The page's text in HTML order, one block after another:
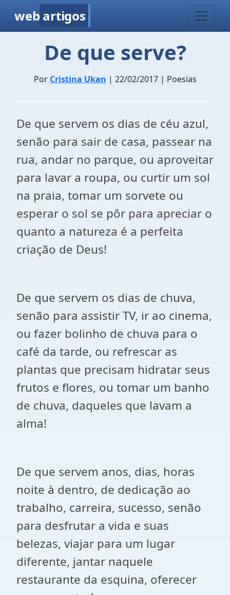
web artigos
De que serve?
Por Cristina Ukan | 22/02/2017 | Poesias
De que servem os dias de céu azul,
senão para sair de casa, passear na
rua, andar no parque, ou aproveitar
para lavar a roupa, ou curtir um sol
na praia, tomar um sorvete ou
esperar o sol se pôr para apreciar o
quanto a natureza é a perfeita
criação de Deus!
De que servem os dias de chuva,
senão para assistir TV, ir ao cinema,
ou fazer bolinho de chuva para o
café da tarde, ou refrescar as
plantas que precisam hidratar seus
frutos e flores, ou tomar um banho
de chuva, daqueles que lavam a
alma!
De que servem anos, dias, horas
noite à dentro, de dedicação ao
trabalho, carreira, sucesso, senão
para desfrutar a vida e suas
belezas, viajar para um lugar
diferente, jantar naquele
restaurante da esquina, oferecer